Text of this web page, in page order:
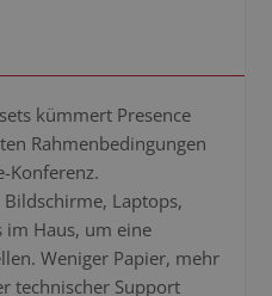
kümmert Presence
Rahmenbedingungen
Konferenz.
Laptops,
im Haus, um eine
Weniger Papier, mehr
technischer Support